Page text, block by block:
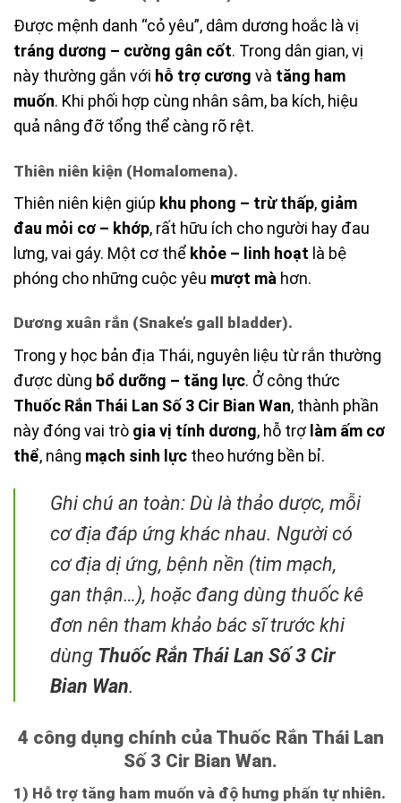
Được mệnh danh “cỏ yêu”, dâm dương hoắc là vị
tráng dương – cường gân cốt. Trong dân gian, vị
này thường gắn với hỗ trợ cương và tăng ham
muốn. Khi phối hợp cùng nhân sâm, ba kích, hiệu
quả nâng đỡ tổng thể càng rõ rệt.
Thiên niên kiện (Homalomena).
Thiên niên kiện giúp khu phong – trừ thấp, giảm
đau mỏi cơ – khớp, rất hữu ích cho người hay đau
lưng, vai gáy. Một cơ thể khỏe – linh hoạt là bệ
phóng cho những cuộc yêu mượt mà hơn.
Dương xuân rắn (Snake’s gall bladder).
Trong y học bản địa Thái, nguyên liệu từ rắn thường
được dùng bổ dưỡng – tăng lực. Ở công thức
Thuốc Rắn Thái Lan Số 3 Cir Bian Wan, thành phần
này đóng vai trò gia vị tính dương, hỗ trợ làm ấm cơ
thể, nâng mạch sinh lực theo hướng bền bỉ.
Ghi chú an toàn: Dù là thảo dược, mỗi
cơ địa đáp ứng khác nhau. Người có
cơ địa dị ứng, bệnh nền (tim mạch,
gan thận…), hoặc đang dùng thuốc kê
đơn nên tham khảo bác sĩ trước khi
dùng Thuốc Rắn Thái Lan Số 3 Cir
Bian Wan.
4 công dụng chính của Thuốc Rắn Thái Lan
Số 3 Cir Bian Wan.
1) Hỗ trợ tăng ham muốn và độ hưng phấn tự nhiên.